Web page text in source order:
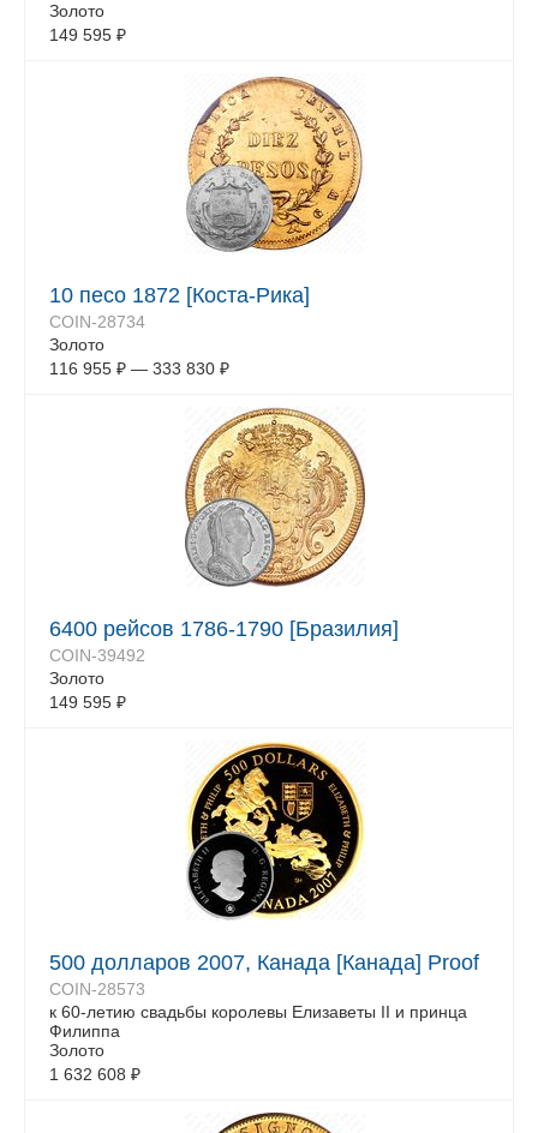
Золото
149 595 ₽
10 песо 1872 [Коста-Рика]
COIN-28734
Золото
116 955 ₽ — 333 830 ₽
6400 рейсов 1786-1790 [Бразилия]
COIN-39492
Золото
149 595 ₽
500 долларов 2007, Канада [Канада] Proof
COIN-28573
к 60-летию свадьбы королевы Елизаветы II и принца
Филиппа
Золото
1 632 608 ₽